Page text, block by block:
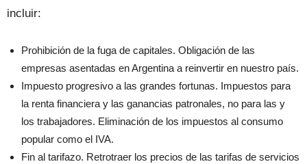
incluir:
Prohibición de la fuga de capitales. Obligación de las
empresas asentadas en Argentina a reinvertir en nuestro país.
Impuesto progresivo a las grandes fortunas. Impuestos para
la renta financiera y las ganancias patronales, no para las y
los trabajadores. Eliminación de los impuestos al consumo
popular como el IVA.
Fin al tarifazo. Retrotraer los precios de las tarifas de servicios